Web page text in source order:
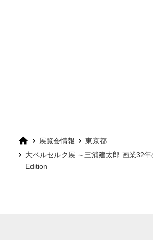
展覧会情報
東京都
大ベルセルク展 ～三浦建太郎 画業32
Edition